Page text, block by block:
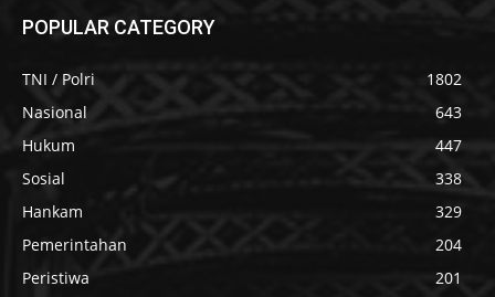
POPULAR CATEGORY
TNI / Polri
1802
Nasional
643
Hukum
447
Sosial
338
Hankam
329
Pemerintahan
204
Peristiwa
201